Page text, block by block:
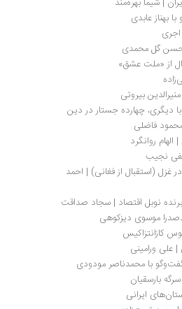
عابدی
محمدی
عشق»
بیروتی
درباره مسلمانان در برخورد با دیگری، چهارده جستار در دین
نگاهی به تقلید و خلاقیت در غزل (استقبال از فغانی) | احمد
اقتصاد | سجاد صداقت
دیزکوهی
محمدناصر مودودی
ایرانی